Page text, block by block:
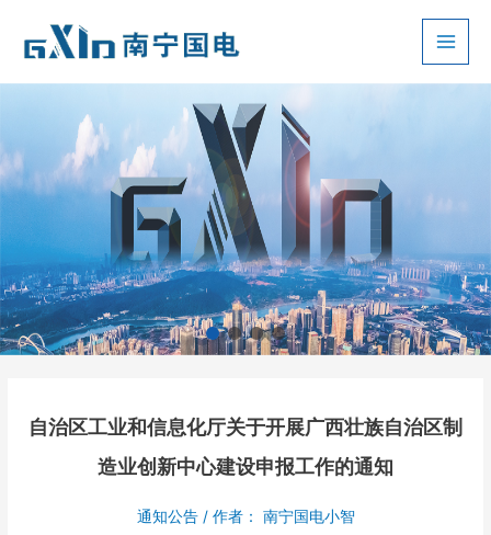
Main
自治区工业和信息化厅关于开展广西壮族自治区制
造业创新中心建设申报工作的通知
通知公告/ 作者： 南宁国电小智